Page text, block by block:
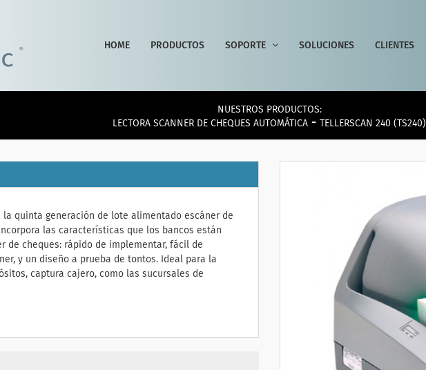
HOME PRODUCTOS SOPORTE SOLUCIONES CLIENTES
NUESTROS PRODUCTOS:
LECTORA SCANNER DE CHEQUES AUTOMÁTICA - TELLERSCAN 240 (TS240)
la quinta generación de lote alimentado escáner de
las características que los bancos están
de cheques: rápido de implementar, fácil de
y un diseño a prueba de tontos. Ideal para la
captura cajero, como las sucursales de